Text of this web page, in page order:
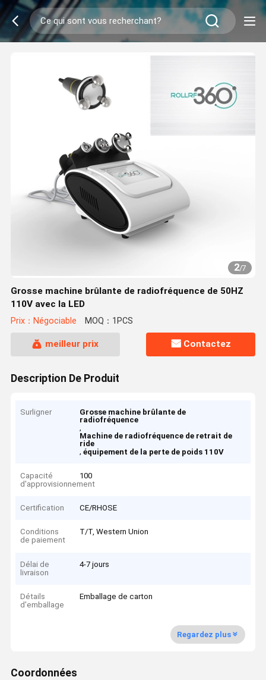
2/7
Grosse machine brûlante de radiofréquence de 50HZ
110V avec la LED
Prix：Négociable MOQ：1PCS
meilleur prix Contactez
Description De Produit
Surligner
Grosse machine brûlante de
radiofréquence
,
Machine de radiofréquence de retrait de
ride
,équipement de la perte de poids 110V
Capacité
d'approvisionnement
100
Certification CE/RHOSE
Conditions
de paiement
T/T, Western Union
Délai de
livraison
4-7 jours
Détails
d'emballage
Emballage de carton
Regardez plus
Coordonnées